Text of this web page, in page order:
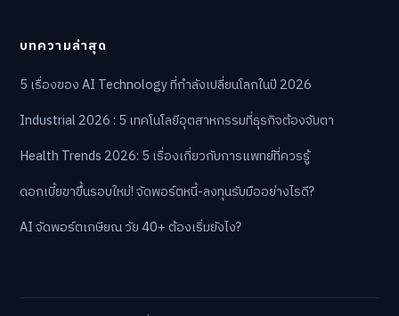
บทความล่าสุด
5 เรื่องของ AI Technology ที่กำลังเปลี่ยนโลกในปี 2026
Industrial 2026 : 5 เทคโนโลยีอุตสาหกรรมที่ธุรกิจต้องจับตา
Health Trends 2026: 5 เรื่องเกี่ยวกับการแพทย์ที่ควรรู้
ดอกเบี้ยขาขึ้นรอบใหม่! จัดพอร์ตหนี้-ลงทุนรับมืออย่างไรดี?
AI จัดพอร์ตเกษียณ วัย 40+ ต้องเริ่มยังไง?